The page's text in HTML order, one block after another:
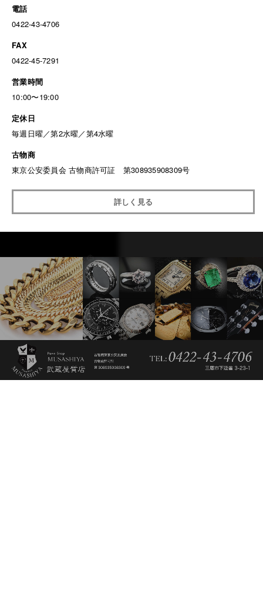
電話
0422-43-4706
FAX
0422-45-7291
営業時間
10:00〜19:00
定休日
毎週日曜／第2水曜／第4水曜
古物商
東京公安委員会 古物商許可証 第308935908309号
詳しく見る